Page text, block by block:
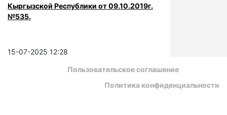
Кыргызской Республики от 09.10.2019г.
№535.
15-07-2025 12:28
Пользовательское соглашение
Политика конфиденциальности